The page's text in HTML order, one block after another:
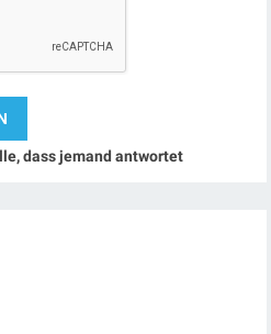
dass jemand antwortet